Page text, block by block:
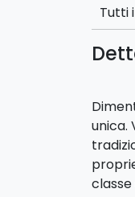
Tutti
unica.
classe